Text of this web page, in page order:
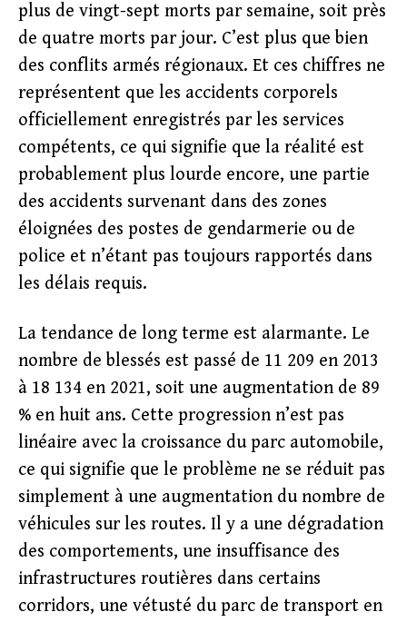
plus de vingt-sept morts par semaine, soit près
de quatre morts par jour. C’est plus que bien
des conflits armés régionaux. Et ces chiffres ne
représentent que les accidents corporels
officiellement enregistrés par les services
compétents, ce qui signifie que la réalité est
probablement plus lourde encore, une partie
des accidents survenant dans des zones
éloignées des postes de gendarmerie ou de
police et n’étant pas toujours rapportés dans
les délais requis.
La tendance de long terme est alarmante. Le
nombre de blessés est passé de 11 209 en 2013
à 18 134 en 2021, soit une augmentation de 89
% en huit ans. Cette progression n’est pas
linéaire avec la croissance du parc automobile,
ce qui signifie que le problème ne se réduit pas
simplement à une augmentation du nombre de
véhicules sur les routes. Il y a une dégradation
des comportements, une insuffisance des
infrastructures routières dans certains
corridors, une vétusté du parc de transport en